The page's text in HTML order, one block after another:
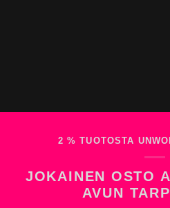
2 % TUOTOSTA
JOKAINEN OSTO
AVUN